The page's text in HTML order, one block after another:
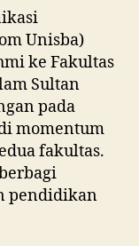
Unisba)
ke Fakultas
Sultan
pada
momentum
fakultas.
pendidikan